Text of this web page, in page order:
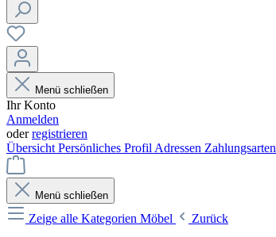
Menü schließen
Ihr Konto
Anmelden
oderregistrieren
Übersicht Persönliches Profil Adressen Zahlungsarten
Menü schließen
Zeige alle Kategorien Möbel
Zurück